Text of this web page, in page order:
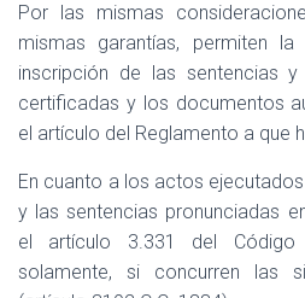
Por las mismas
mismas garantías, permiten
inscripción de las sentencias y
certificadas y los documentos
el artículo del Reglamento a que
En cuanto a los actos
y las sentencias pronunciadas
el artículo 3.331 del Código
solamente, si concurren las